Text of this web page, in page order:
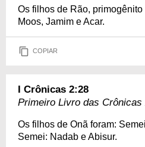
Os filhos de Rão,
Moos, Jamim e Acar.
COPIAR
I Crônicas 2:28
Primeiro Livro das
Os filhos de Onã foram:
Semei: Nadab e Abisur.